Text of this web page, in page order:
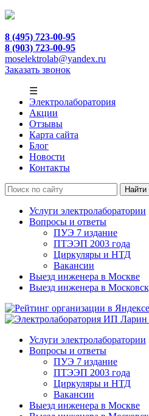
8 (495) 723-00-95
8 (903) 723-00-95
moselektrolab@yandex.ru
Заказать звонок
☰
Электролаборатория
Акции
Отзывы
Карта сайта
Блог
Новости
Контакты
Услуги электролаборатории
Вопросы и ответы
ПУЭ 7 издание
ПТЭЭП 2003 года
Циркуляры и НТД
Вакансии
Выезд инженера в Москве
Выезд инженера в
Услуги электролаборатории
Вопросы и ответы
ПУЭ 7 издание
ПТЭЭП 2003 года
Циркуляры и НТД
Вакансии
Выезд инженера в Москве